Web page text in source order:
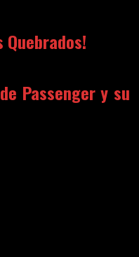
Quebrados!
Passengery su